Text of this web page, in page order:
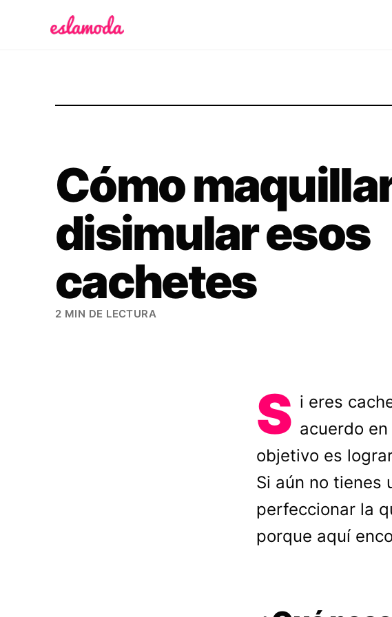
Cómo
disimular esos
cachetes
2 MIN DE LECTURA
S i eres
acuerdo
objetivo es
Si aún no tienes
perfeccionar la
porque aquí